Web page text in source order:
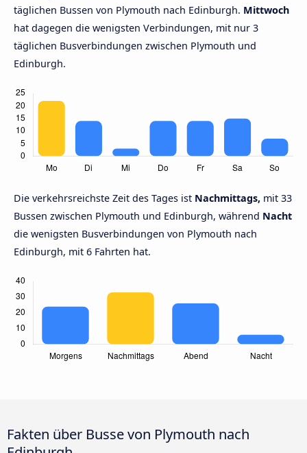
täglichen Bussen von Plymouth nach Edinburgh. Mittwoch
hat dagegen die wenigsten Verbindungen, mit nur 3
täglichen Busverbindungen zwischen Plymouth und
Edinburgh.
Die verkehrsreichste Zeit des Tages ist Nachmittags, mit 33
Bussen zwischen Plymouth und Edinburgh, während Nacht
die wenigsten Busverbindungen von Plymouth nach
Edinburgh, mit 6 Fahrten hat.
Fakten über Busse von Plymouth nach